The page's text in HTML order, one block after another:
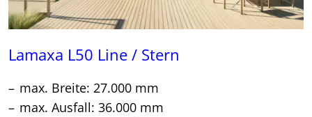
Lamaxa L50 Line / Stern
max. Breite: 27.000 mm
max. Ausfall: 36.000 mm